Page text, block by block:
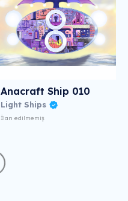
Anacraft Ship 010
Light Ships
İlan edilmemiş